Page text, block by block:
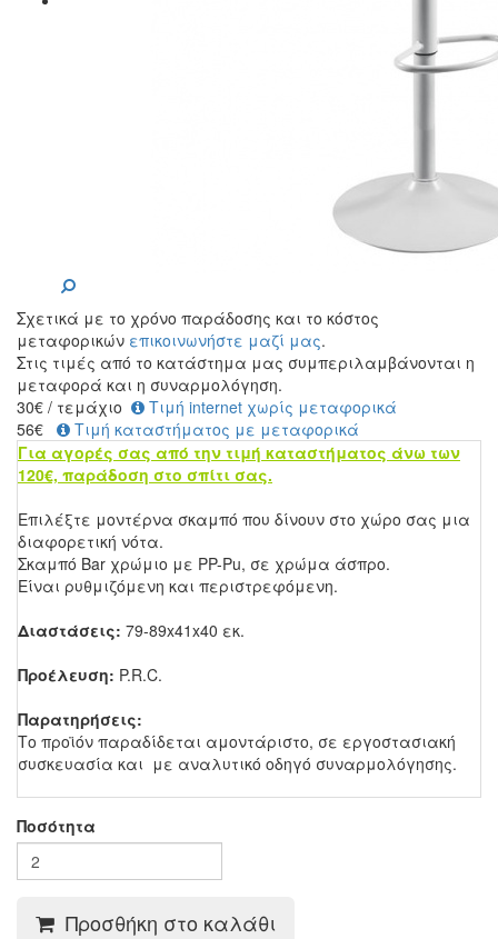
Σχετικά με το χρόνο παράδοσης και το κόστος
μεταφορικών επικοινωνήστε μαζί μας.
Στις τιμές από το κατάστημα μας συμπεριλαμβάνονται η
μεταφορά και η συναρμολόγηση.
30€ / τεμάχιο
Τιμή internet χωρίς μεταφορικά
56€
Τιμή καταστήματος με μεταφορικά
Για αγορές σας από την τιμή καταστήματος άνω των
120€, παράδοση στο σπίτι σας.
Επιλέξτε μοντέρνα σκαμπό που δίνουν στο χώρο σας μια
διαφορετική νότα.
Σκαμπό Bar χρώμιο με PP-Pu, σε χρώμα άσπρο.
Είναι ρυθμιζόμενη και περιστρεφόμενη.
Διαστάσεις: 79-89x41x40 εκ.
Προέλευση: P.R.C.
Παρατηρήσεις:
Το προϊόν παραδίδεται αμοντάριστο, σε εργοστασιακή
συσκευασία και με αναλυτικό οδηγό συναρμολόγησης.
Ποσότητα
Προσθήκη στο καλάθι